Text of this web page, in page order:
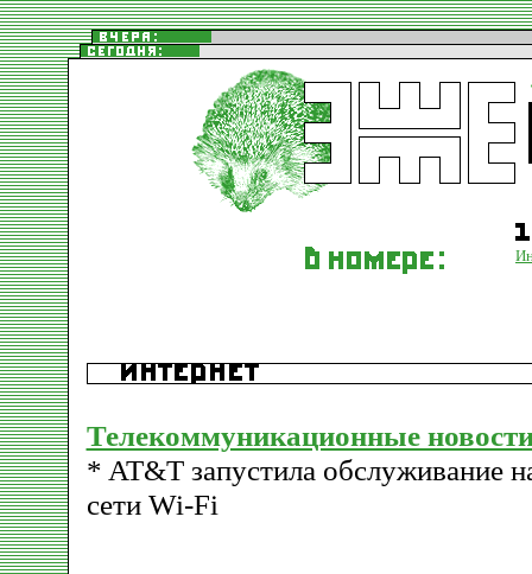
Телекоммуникационные
* AT&T запустила обслуживание
сети Wi-Fi